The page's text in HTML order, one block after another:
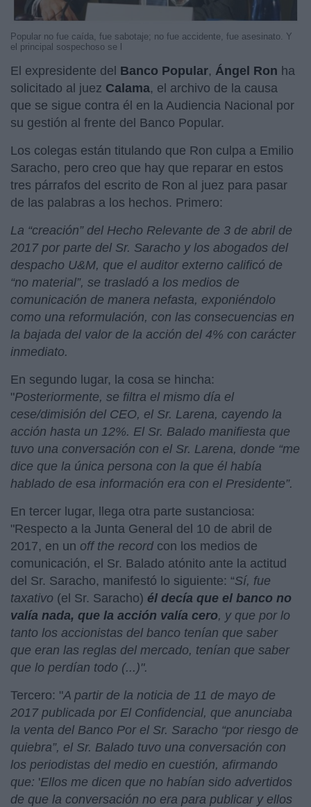
Popular no fue caída, fue sabotaje; no fue accidente, fue asesinato. Y
el principal sospechoso se l
El expresidente del Banco Popular, Ángel Ron ha
solicitado al juez Calama, el archivo de la causa
que se sigue contra él en la Audiencia Nacional por
su gestión al frente del Banco Popular.
Los colegas están titulando que Ron culpa a Emilio
Saracho, pero creo que hay que reparar en estos
tres párrafos del escrito de Ron al juez para pasar
de las palabras a los hechos. Primero:
La “creación” del Hecho Relevante de 3 de abril de
2017 por parte del Sr. Saracho y los abogados del
despacho U&M, que el auditor externo calificó de
“no material”, se trasladó a los medios de
comunicación de manera nefasta, exponiéndolo
como una reformulación, con las consecuencias en
la bajada del valor de la acción del 4% con carácter
inmediato.
En segundo lugar, la cosa se hincha:
"Posteriormente, se filtra el mismo día el
cese/dimisión del CEO, el Sr. Larena, cayendo la
acción hasta un 12%. El Sr. Balado manifiesta que
tuvo una conversación con el Sr. Larena, donde “me
dice que la única persona con la que él había
hablado de esa información era con el Presidente”.
En tercer lugar, llega otra parte sustanciosa:
"Respecto a la Junta General del 10 de abril de
2017, en un off the record con los medios de
comunicación, el Sr. Balado atónito ante la actitud
del Sr. Saracho, manifestó lo siguiente: “Sí, fue
taxativo (el Sr. Saracho) él decía que el banco no
valía nada, que la acción valía cero, y que por lo
tanto los accionistas del banco tenían que saber
que eran las reglas del mercado, tenían que saber
que lo perdían todo (...)".
Tercero: "A partir de la noticia de 11 de mayo de
2017 publicada por El Confidencial, que anunciaba
la venta del Banco Por el Sr. Saracho “por riesgo de
quiebra”, el Sr. Balado tuvo una conversación con
los periodistas del medio en cuestión, afirmando
que: 'Ellos me dicen que no habían sido advertidos
de que la conversación no era para publicar y ellos